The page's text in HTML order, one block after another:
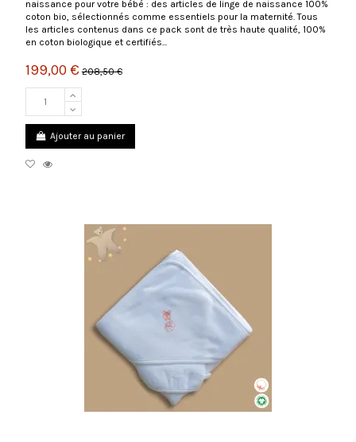
naissance pour votre bébé : des articles de linge de naissance 100%
coton bio, sélectionnés comme essentiels pour la maternité. Tous
les articles contenus dans ce pack sont de très haute qualité, 100%
en coton biologique et certifiés...
199,00 € 208,50 €
Ajouter au panier